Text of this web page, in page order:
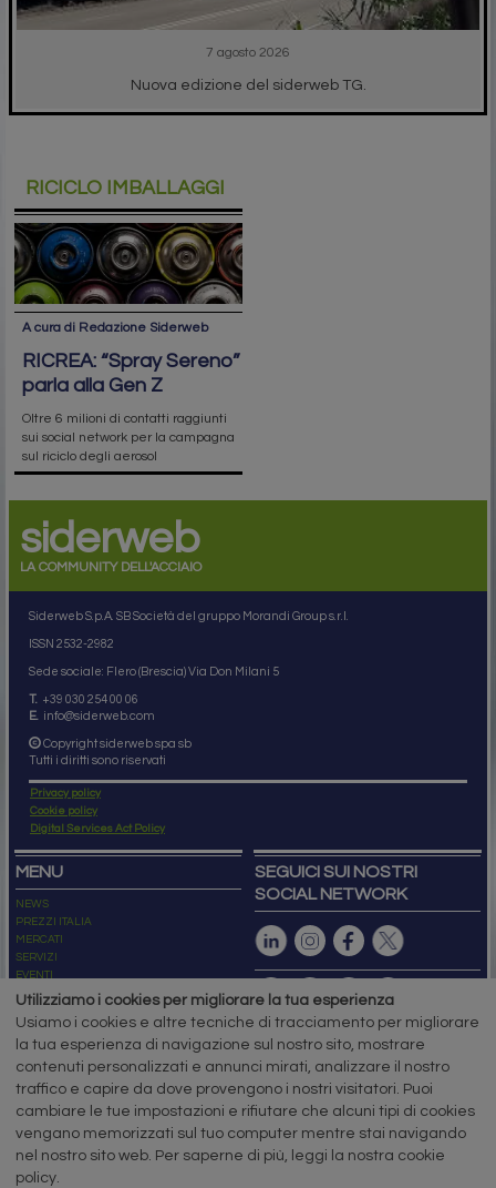
7 agosto 2026
Nuova edizione del siderweb TG.
RICICLO IMBALLAGGI
A cura di Redazione Siderweb
RICREA: “Spray Sereno”
parla alla Gen Z
Oltre 6 milioni di contatti raggiunti
sui social network per la campagna
sul riciclo degli aerosol
siderweb
LA COMMUNITY DELL'ACCIAIO
Siderweb S.p.A. SB Società del gruppo Morandi Group s.r.l.
ISSN 2532-2982
Sede sociale: Flero (Brescia) Via Don Milani 5
T. +39 030 254 00 06
E.
info@siderweb.com
Copyright siderweb spa sb
Tutti i diritti sono riservati
Privacy policy
Cookie policy
Digital Services Act Policy
MENU
NEWS
PREZZI ITALIA
MERCATI
SERVIZI
EVENTI
ABBONAMENTI
NEWSLETTER
SEGUICI SUI NOSTRI
SOCIAL NETWORK
Capitale Sociale: 190.000€ interamente versato
Registro delle Imprese di Brescia
Codice Fiscale e Partita I.V.A.:IT03562320170
R.E.A. n. 419331
www.siderweb.com: Autorizzazione del Tribunale di Brescia n. 11/2004 del 17
marzo 2004, Iscrizione al R.O.C. n. 26116.
Direttrice Responsabile:
Utilizziamo i cookies per migliorare la tua esperienza
Usiamo i cookies e altre tecniche di tracciamento per migliorare
la tua esperienza di navigazione sul nostro sito, mostrare
contenuti personalizzati e annunci mirati, analizzare il nostro
traffico e capire da dove provengono i nostri visitatori. Puoi
cambiare le tue impostazioni e rifiutare che alcuni tipi di cookies
vengano memorizzati sul tuo computer mentre stai navigando
nel nostro sito web. Per saperne di più, leggi la nostra cookie
policy.